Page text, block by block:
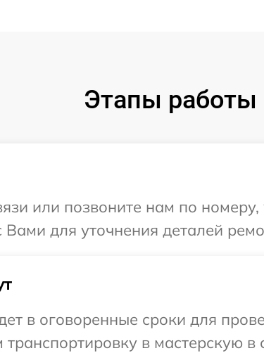
Этапы работы
или позвоните нам по
для уточнения деталей
в оговоренные сроки для
в мастерскую в